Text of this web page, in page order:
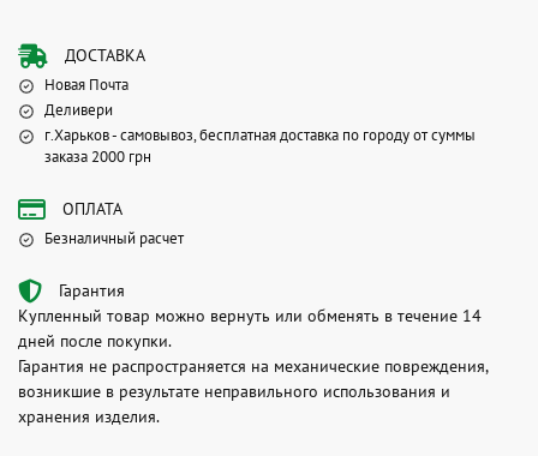
ДОСТАВКА
Новая Почта
Деливери
г.Харьков - самовывоз, бесплатная доставка по городу от суммы
заказа 2000 грн
ОПЛАТА
Безналичный расчет
Гарантия
Купленный товар можно вернуть или обменять в течение 14
дней после покупки.
Гарантия не распространяется на механические повреждения,
возникшие в результате неправильного использования и
хранения изделия.